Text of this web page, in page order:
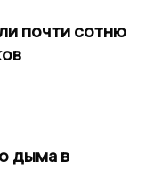
почти сотню
дыма в